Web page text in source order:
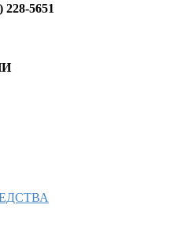
228-5651